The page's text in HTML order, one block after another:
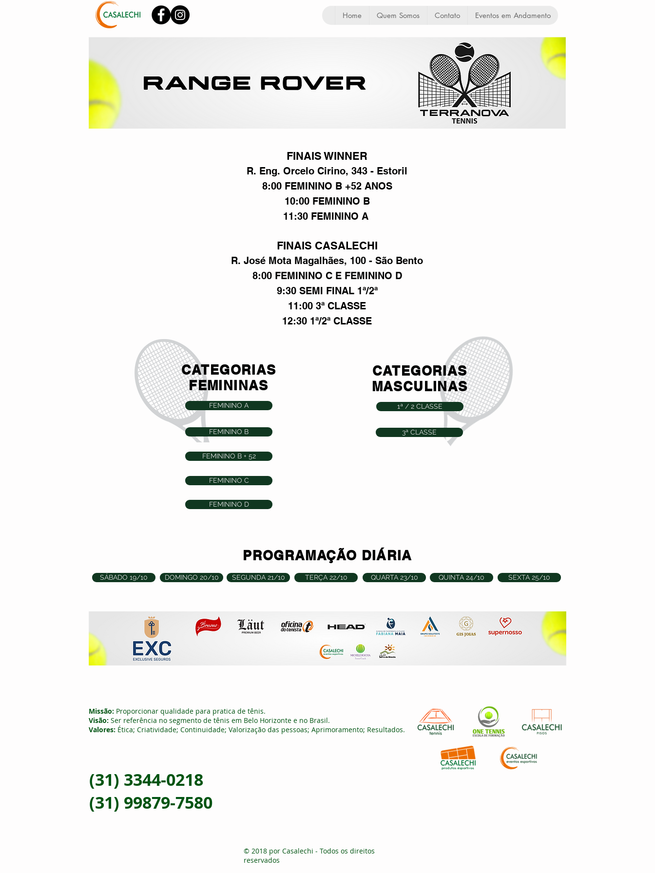
Home Quem Somos Contato Eventos em Andamento
FINAIS WINNER
R. Eng. Orcelo Cirino, 343 - Estoril
8:00 FEMININO B +52 ANOS
10:00 FEMININO B
11:30 FEMININO A
FINAIS CASALECHI
R. José Mota Magalhães, 100 - São Bento
8:00 FEMININO C E FEMININO D
9:30 SEMI FINAL 1ª/2ª
11:00 3ª CLASSE
12:30 1ª/2ª CLASSE
CATEGORIAS
FEMININAS
FEMININO B
FEMININO A
FEMININO B + 52
FEMININO C
FEMININO D
1ª / 2 CLASSE
3ª CLASSE
CATEGORIAS
MASCULINAS
PROGRAMAÇÃO DIÁRIA
SÁBADO 19/10 DOMINGO 20/10 SEGUNDA 21/10 TERÇA 22/10 QUARTA 23/10 QUINTA 24/10 SEXTA 25/10
Missão: Proporcionar qualidade para pratica de tênis.
Visão: Ser referência no segmento de tênis em Belo Horizonte e no Brasil.
Valores: Ética; Criatividade; Continuidade; Valorização das pessoas; Aprimoramento; Resultados.
(31) 3344-0218
(31) 99879-7580
© 2018 por Casalechi - Todos os direitos
reservados